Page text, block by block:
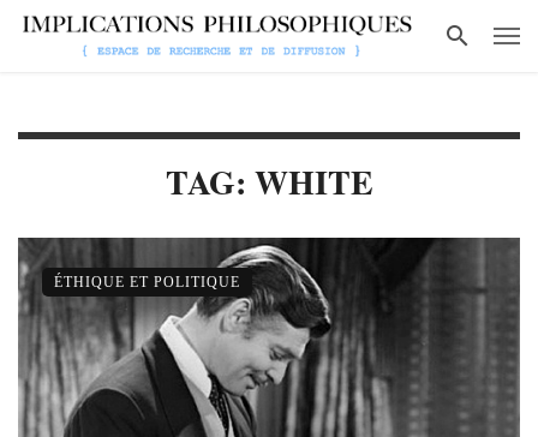
TAG: WHITE
ÉTHIQUE ET POLITIQUE